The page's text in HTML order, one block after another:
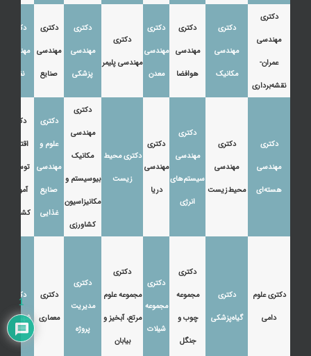
دکتری
مهندسی
عمران-
نقشه‌برداری
دکتری
مهندسی
مکانیک
دکتری
مهندسی
هوافضا
دکتری
مهندسی
معدن
دکتری
مهندسی پلیمر
دکتری
مهندسی
پزشکی
دکتری
مهندسی
صنایع
دکتری
مهندسی
نفت
دکتری
مهندسی
هسته‌ای
دکتری
مهندسی
محیط‌زیست
دکتری
مهندسی
سیستم‌های
انرژی
دکتری
مهندسی
دریا
دکتری محیط
زیست
دکتری
مهندسی
مکانیک
بیوسیستم و
مکانیزاسیون
کشاورزی
دکتری
علوم و
مهندسی
صنایع
غذایی
دکتری
اقتصاد،
توسعه و
آموزش
کشاورزی
دکتری علوم
دامی
دکتری
گیاه‌پزشکی
دکتری
مجموعه
چوب و
جنگل
دکتری
مجموعه
شیلات
دکتری
مجموعه علوم
مرتع، آبخیز و
بیابان
دکتری
مدیریت
پروژه
دکتری
معماری
دکتری
شهرسازی
1